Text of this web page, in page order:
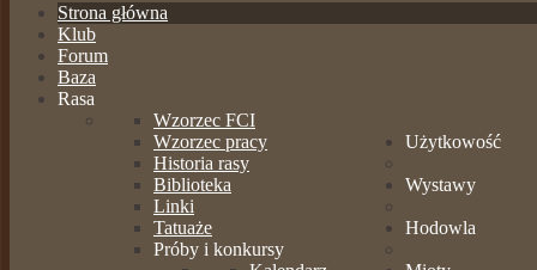
Strona główna
Klub
Forum
Baza
Rasa
Wzorzec FCI
Wzorzec pracy
Historia rasy
Biblioteka
Linki
Tatuaże
Użytkowość
Próby i konkursy
Wystawy
Hodowla